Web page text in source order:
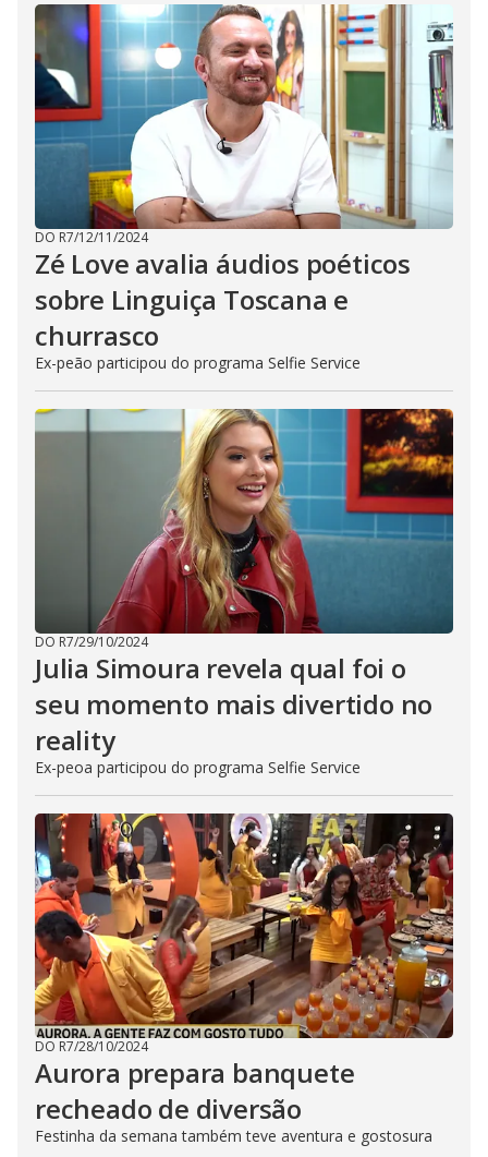
DO R7/12/11/2024
Zé Love avalia áudios poéticos
sobre Linguiça Toscana e
churrasco
Ex-peão participou do programa Selfie Service
DO R7/29/10/2024
Julia Simoura revela qual foi o
seu momento mais divertido no
reality
Ex-peoa participou do programa Selfie Service
DO R7/28/10/2024
Aurora prepara banquete
recheado de diversão
Festinha da semana também teve aventura e gostosura